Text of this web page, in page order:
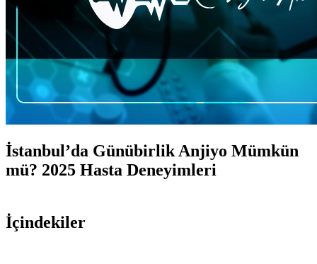
İstanbul’da Günübirlik Anjiyo Mümkün
mü? 2025 Hasta Deneyimleri
İçindekiler